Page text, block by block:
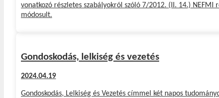
vonatkozó részletes szabályokról szóló 7/2012. (II. 14.) NEFMI
módosult.
Gondoskodás, lelkiség és vezetés
2024.04.19
Gondoskodás, Lelkiség és Vezetés címmel két napos